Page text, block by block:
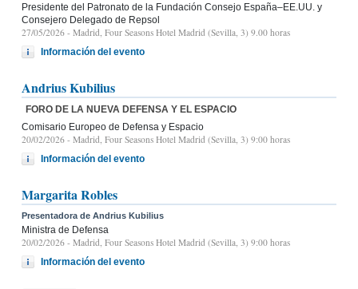
Presidente del Patronato de la Fundación Consejo España–EE.UU. y
Consejero Delegado de Repsol
27/05/2026 - Madrid, Four Seasons Hotel Madrid (Sevilla, 3) 9.00 horas
Información del evento
Andrius Kubilius
FORO DE LA NUEVA DEFENSA Y EL ESPACIO
Comisario Europeo de Defensa y Espacio
20/02/2026 - Madrid, Four Seasons Hotel Madrid (Sevilla, 3) 9:00 horas
Información del evento
Margarita Robles
Presentadora de Andrius Kubilius
Ministra de Defensa
20/02/2026 - Madrid, Four Seasons Hotel Madrid (Sevilla, 3) 9:00 horas
Información del evento